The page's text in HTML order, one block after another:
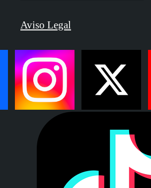
Aviso Legal